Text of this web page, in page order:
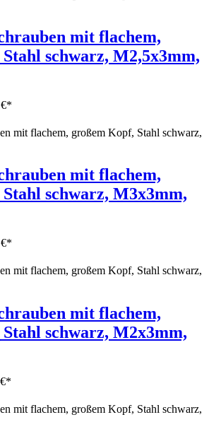
mit flachem,
schwarz, M2,5x3mm,
mit flachem,
schwarz, M3x3mm,
mit flachem,
schwarz, M2x3mm,